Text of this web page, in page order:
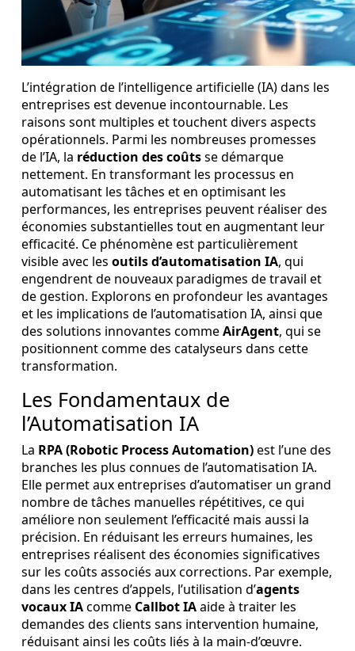
L’intégration de l’intelligence artificielle (IA) dans les
entreprises est devenue incontournable. Les
raisons sont multiples et touchent divers aspects
opérationnels. Parmi les nombreuses promesses
de l’IA, la réduction des coûtsse démarque
nettement. En transformant les processus en
automatisant les tâches et en optimisant les
performances, les entreprises peuvent réaliser des
économies substantielles tout en augmentant leur
efficacité. Ce phénomène est particulièrement
visible avec les outils d’automatisation IA, qui
engendrent de nouveaux paradigmes de travail et
de gestion. Explorons en profondeur les avantages
et les implications de l’automatisation IA, ainsi que
des solutions innovantes commeAirAgent, qui se
positionnent comme des catalyseurs dans cette
transformation.
Les Fondamentaux de
l’Automatisation IA
La RPA (Robotic Process Automation)est l’une des
branches les plus connues de l’automatisation IA.
Elle permet aux entreprises d’automatiser un grand
nombre de tâches manuelles répétitives, ce qui
améliore non seulement l’efficacité mais aussi la
précision. En réduisant les erreurs humaines, les
entreprises réalisent des économies significatives
sur les coûts associés aux corrections. Par exemple,
dans les centres d’appels, l’utilisation d’agents
vocaux IAcomme Callbot IAaide à traiter les
demandes des clients sans intervention humaine,
réduisant ainsi les coûts liés à la main-d’œuvre.